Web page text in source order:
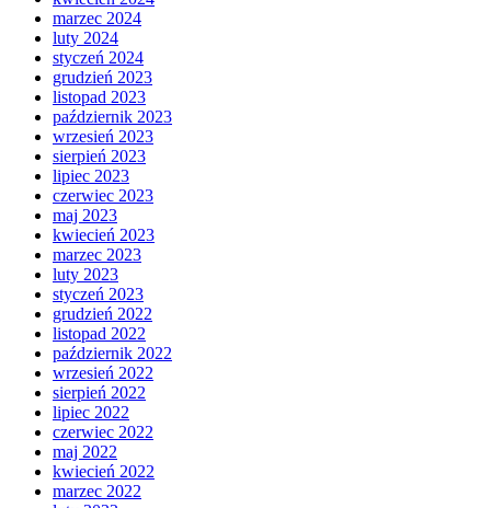
marzec 2024
luty 2024
styczeń 2024
grudzień 2023
listopad 2023
październik 2023
wrzesień 2023
sierpień 2023
lipiec 2023
czerwiec 2023
maj 2023
kwiecień 2023
marzec 2023
luty 2023
styczeń 2023
grudzień 2022
listopad 2022
październik 2022
wrzesień 2022
sierpień 2022
lipiec 2022
czerwiec 2022
maj 2022
kwiecień 2022
marzec 2022